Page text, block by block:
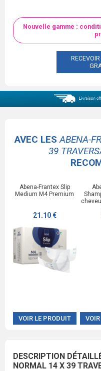
Nouvelle gamme :
AVEC LES ABENA-
39
Abena-Frantex Slip
Medium M4 Premium
21.10 €
VOIR LE PRODUIT
DESCRIPTION
NORMAL 14 X 39